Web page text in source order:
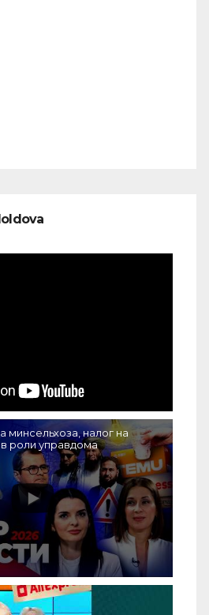
налог на
роли управдома